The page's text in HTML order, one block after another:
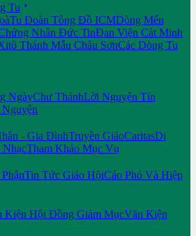
Tu 
Tu Đoàn Tông Đồ ICMDòng Mến
Nhân Đức TinĐan Viện Cát Minh
Thánh Mẫu Châu SơnCác Dòng Tu
NgàyChư ThánhLời Nguyện Tín
- Gia ĐìnhTruyền GiáoCaritasDi
NhạcTham Khảo Mục Vụ
Tin Tức Giáo HộiCáo Phó Và Hiệp
Kiện Hội Đồng Giám MụcVăn Kiện